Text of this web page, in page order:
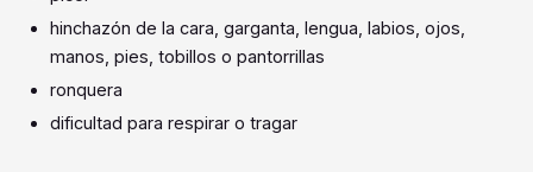
hinchazón de la cara, garganta, lengua, labios, ojos,
manos, pies, tobillos o pantorrillas
ronquera
dificultad para respirar o tragar